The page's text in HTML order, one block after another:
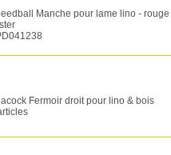
Manche pour lame lino - rouge
Fermoir droit pour lino & bois